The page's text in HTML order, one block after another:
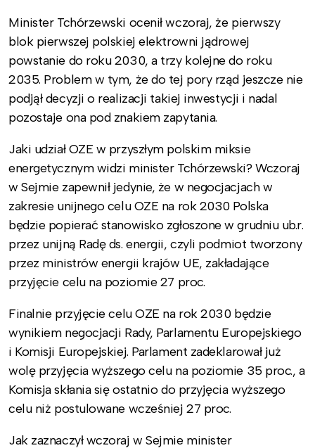
Minister Tchórzewski ocenił wczoraj, że pierwszy
blok pierwszej polskiej elektrowni jądrowej
powstanie do roku 2030, a trzy kolejne do roku
2035. Problem w tym, że do tej pory rząd jeszcze nie
podjął decyzji o realizacji takiej inwestycji i nadal
pozostaje ona pod znakiem zapytania.
Jaki udział OZE w przyszłym polskim miksie
energetycznym widzi minister Tchórzewski? Wczoraj
w Sejmie zapewnił jedynie, że w negocjacjach w
zakresie unijnego celu OZE na rok 2030 Polska
będzie popierać stanowisko zgłoszone w grudniu ub.r.
przez unijną Radę ds. energii, czyli podmiot tworzony
przez ministrów energii krajów UE, zakładające
przyjęcie celu na poziomie 27 proc.
Finalnie przyjęcie celu OZE na rok 2030 będzie
wynikiem negocjacji Rady, Parlamentu Europejskiego
i Komisji Europejskiej. Parlament zadeklarował już
wolę przyjęcia wyższego celu na poziomie 35 proc., a
Komisja skłania się ostatnio do przyjęcia wyższego
celu niż postulowane wcześniej 27 proc.
Jak zaznaczył wczoraj w Sejmie minister